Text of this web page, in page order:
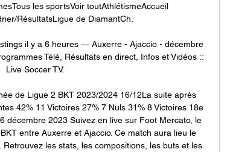
les sportsVoir toutAthlétismeAccueil
RésultatsLigue de DiamantCh.
il y a 6 heures — Auxerre - Ajaccio - décembre
Télé, Résultats en direct, Infos et Vidéos ::
Live Soccer TV.
de Ligue 2 BKT 2023/2024 16/12La suite après
42% 11 Victoires 27% 7 Nuls 31% 8 Victoires 18e
décembre 2023 Suivez en live sur Foot Mercato, le
entre Auxerre et Ajaccio. Ce match aura lieu le
les stats, les compositions, les buts et les